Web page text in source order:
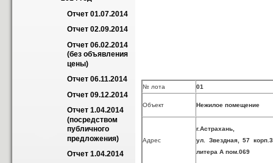
Отчет 01.07.2014
Отчет 02.09.2014
Отчет 06.02.2014
(без объявления
цены)
Отчет 06.11.2014
Отчет 09.12.2014
Отчет 1.04.2014
(посредством
публичного
предложения)
Отчет 1.04.2014
№ лота 01
Объект Нежилое помещение
Адрес
г.Астрахань,
ул. Звездная, 57 корп.3
литера А пом.069